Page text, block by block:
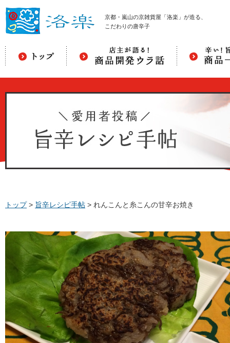
京都・嵐山の京雑貨屋「洛楽」が造る、
こだわりの唐辛子
トップ> 旨辛レシピ手帖 > れんこんと糸こんの甘辛お焼き